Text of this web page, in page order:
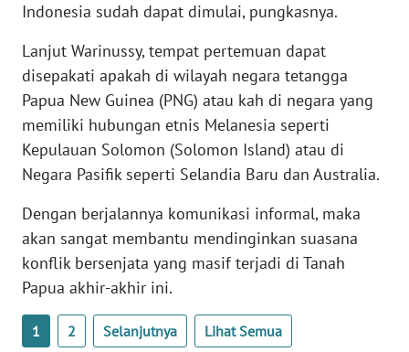
Indonesia sudah dapat dimulai, pungkasnya.
Lanjut Warinussy, tempat pertemuan dapat
disepakati apakah di wilayah negara tetangga
Papua New Guinea (PNG) atau kah di negara yang
memiliki hubungan etnis Melanesia seperti
Kepulauan Solomon (Solomon Island) atau di
Negara Pasifik seperti Selandia Baru dan Australia.
Dengan berjalannya komunikasi informal, maka
akan sangat membantu mendinginkan suasana
konflik bersenjata yang masif terjadi di Tanah
Papua akhir-akhir ini.
1 2 Selanjutnya Lihat Semua
RIAU
WN
SERAMBI
JAMBI
SULTRA
WN
NTB